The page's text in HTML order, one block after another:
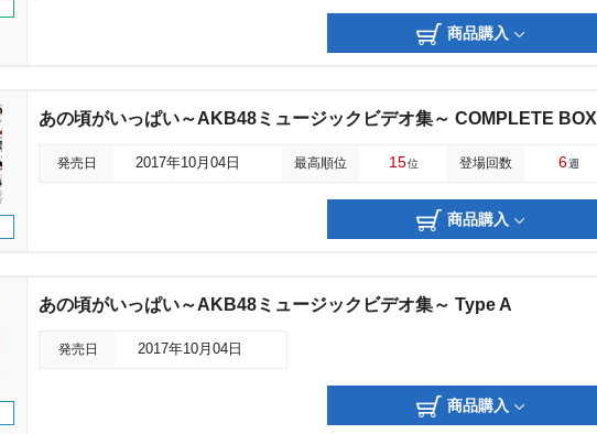
商品購入
あの頃がいっぱい～AKB48ミュージックビデオ集～ COMPLETE BOX
発売日 2017年10月04日 最高順位 15位 登場回数 6週
商品購入
あの頃がいっぱい～AKB48ミュージックビデオ集～ Type A
発売日 2017年10月04日
商品購入